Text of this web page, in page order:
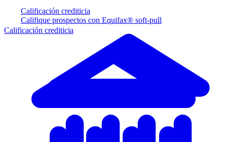
Calificación crediticia
Califique prospectos con Equifax® soft-pull
Calificación crediticia